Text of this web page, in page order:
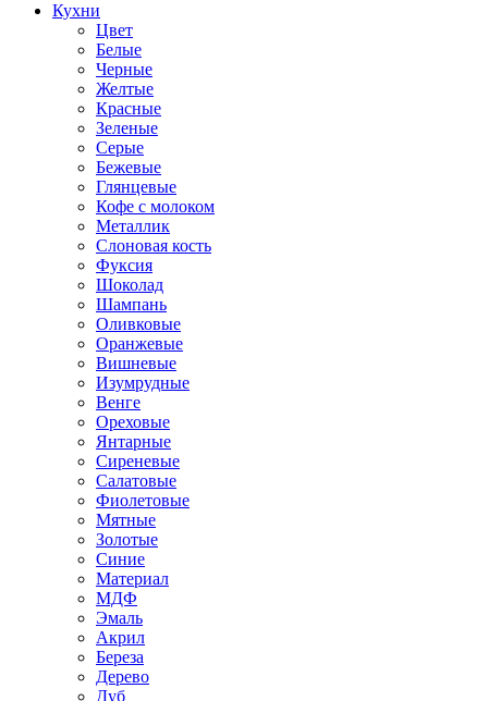
Кухни
Цвет
Белые
Черные
Желтые
Красные
Зеленые
Серые
Бежевые
Глянцевые
Кофе с молоком
Металлик
Слоновая кость
Фуксия
Шоколад
Шампань
Оливковые
Оранжевые
Вишневые
Изумрудные
Венге
Ореховые
Янтарные
Сиреневые
Салатовые
Фиолетовые
Мятные
Золотые
Синие
Материал
МДФ
Эмаль
Акрил
Береза
Дерево
Дуб